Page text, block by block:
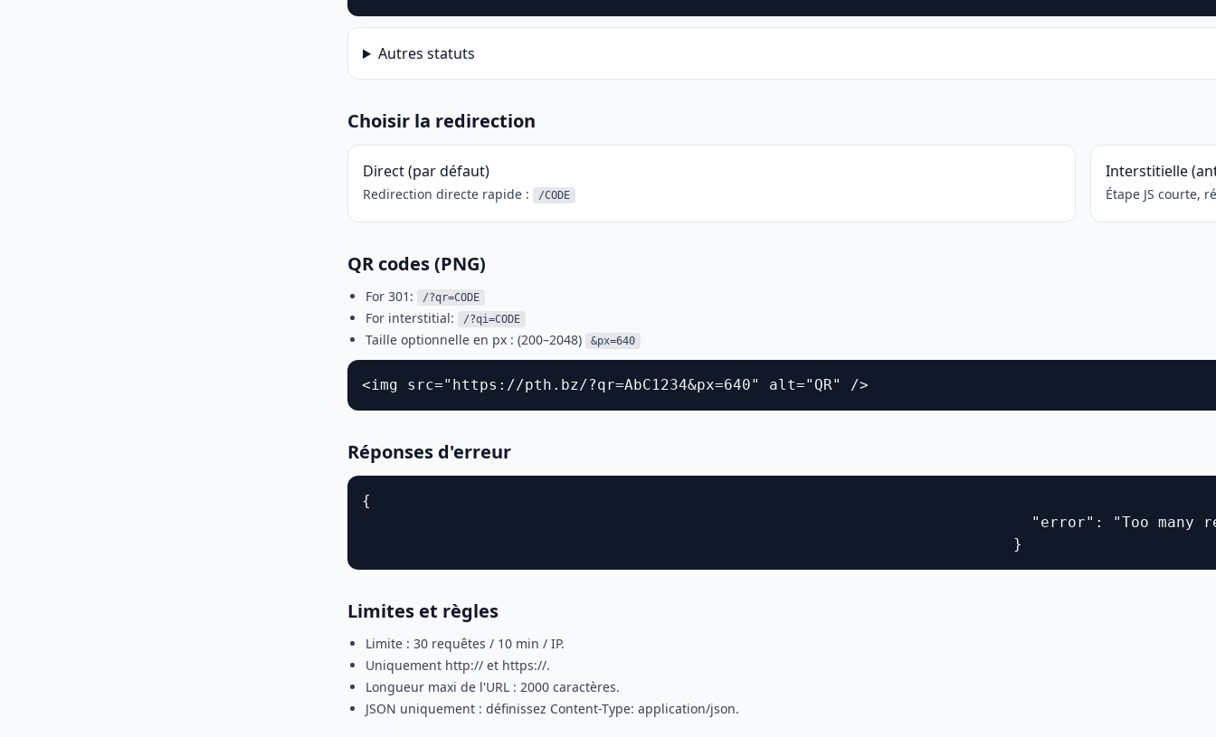
Autres statuts
Choisir la redirection
Direct (par défaut)
Redirection directe rapide : /CODE
Interstitielle
Étape JS courte,
QR codes (PNG)
For 301: /?qr=CODE
For interstitial: /?qi=CODE
Taille optionnelle en px : (200–2048) &px=640
<img src="https://pth.bz/?qr=AbC1234&px=640" alt="QR" />
Réponses d'erreur
{
"error": "Too many
                                                                        }
Limites et règles
Limite : 30 requêtes / 10 min / IP.
Uniquement http:// et https://.
Longueur maxi de l'URL : 2000 caractères.
JSON uniquement : définissez Content-Type: application/json.